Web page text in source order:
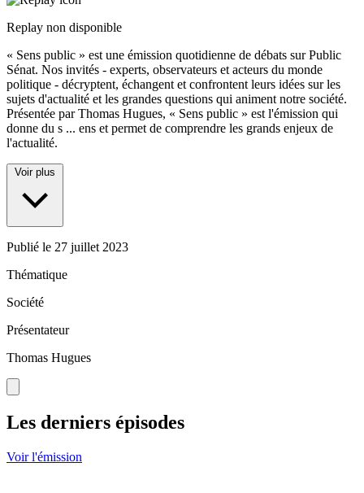
Replay non disponible
« Sens public » est une émission quotidienne de débats sur Public
Sénat. Nos invités - experts, observateurs et acteurs du monde
politique - décryptent, échangent et confrontent leurs idées sur les
sujets d'actualité et les grandes questions qui animent notre société.
Présentée par Thomas Hugues, « Sens public » est l'émission qui
donne du s ... ens et permet de comprendre les grands enjeux de
l'actualité.
Voir plus
Publié le 27 juillet 2023
Thématique
Société
Présentateur
Thomas Hugues
Les derniers épisodes
Voir l'émission